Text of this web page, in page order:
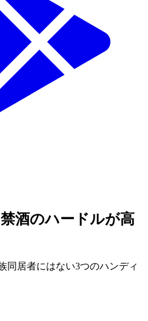
酒のハードルが高
同居者にはない3つのハンディ